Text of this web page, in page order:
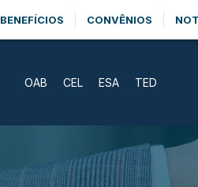
BENEFÍCIOS CONVÊNIOS
OAB CEL ESA TED